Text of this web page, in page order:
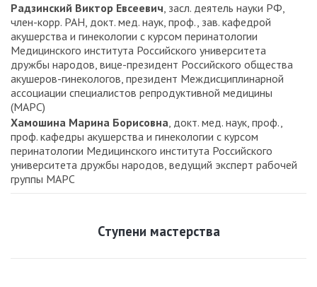
Радзинский Виктор Евсеевич, засл. деятель науки РФ,
член-корр. РАН, докт. мед. наук, проф., зав. кафедрой
акушерства и гинекологии с курсом перинатологии
Медицинского института Российского университета
дружбы народов, вице-президент Российского общества
акушеров-гинекологов, президент Междисциплинарной
ассоциации специалистов репродуктивной медицины
(МАРС)
Хамошина Марина Борисовна, докт. мед. наук, проф.,
проф. кафедры акушерства и гинекологии с курсом
перинатологии Медицинского института Российского
университета дружбы народов, ведущий эксперт рабочей
группы МАРС
Ступени мастерства